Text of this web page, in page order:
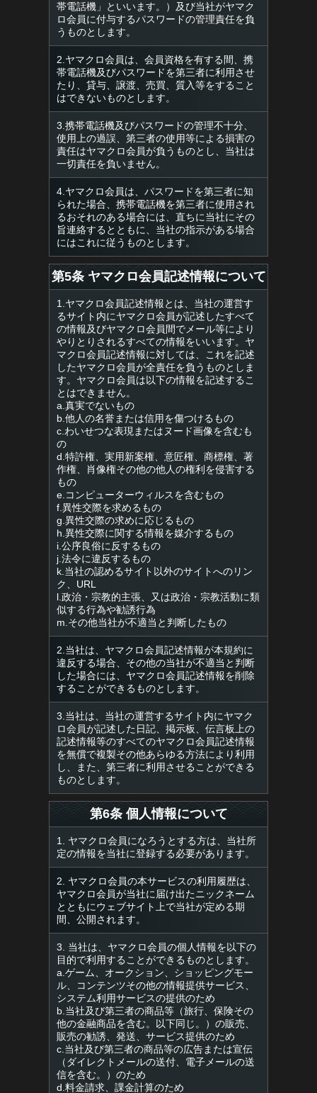
帯電話機」といいます。）及び当社がヤマク
ロ会員に付与するパスワードの管理責任を負
うものとします。
2.ヤマクロ会員は、会員資格を有する間、携
帯電話機及びパスワードを第三者に利用させ
たり、貸与、譲渡、売買、質入等をすること
はできないものとします。
3.携帯電話機及びパスワードの管理不十分、
使用上の過誤、第三者の使用等による損害の
責任はヤマクロ会員が負うものとし、当社は
一切責任を負いません。
4.ヤマクロ会員は、パスワードを第三者に知
られた場合、携帯電話機を第三者に使用され
るおそれのある場合には、直ちに当社にその
旨連絡するとともに、当社の指示がある場合
にはこれに従うものとします。
第5条 ヤマクロ会員記述情報について
1.ヤマクロ会員記述情報とは、当社の運営す
るサイト内にヤマクロ会員が記述したすべて
の情報及びヤマクロ会員間でメール等により
やりとりされるすべての情報をいいます。ヤ
マクロ会員記述情報に対しては、これを記述
したヤマクロ会員が全責任を負うものとしま
す。ヤマクロ会員は以下の情報を記述するこ
とはできません。
a.真実でないもの
b.他人の名誉または信用を傷つけるもの
c.わいせつな表現またはヌード画像を含むも
の
d.特許権、実用新案権、意匠権、商標権、著
作権、肖像権その他の他人の権利を侵害する
もの
e.コンピューターウィルスを含むもの
f.異性交際を求めるもの
g.異性交際の求めに応じるもの
h.異性交際に関する情報を媒介するもの
i.公序良俗に反するもの
j.法令に違反するもの
k.当社の認めるサイト以外のサイトへのリン
ク、URL
l.政治・宗教的主張、又は政治・宗教活動に類
似する行為や勧誘行為
m.その他当社が不適当と判断したもの
2.当社は、ヤマクロ会員記述情報が本規約に
違反する場合、その他の当社が不適当と判断
した場合には、ヤマクロ会員記述情報を削除
することができるものとします。
3.当社は、当社の運営するサイト内にヤマク
ロ会員が記述した日記、掲示板、伝言板上の
記述情報等のすべてのヤマクロ会員記述情報
を無償で複製その他あらゆる方法により利用
し、また、第三者に利用させることができる
ものとします。
第6条 個人情報について
1. ヤマクロ会員になろうとする方は、当社所
定の情報を当社に登録する必要があります。
2. ヤマクロ会員の本サービスの利用履歴は、
ヤマクロ会員が当社に届け出たニックネーム
とともにウェブサイト上で当社が定める期
間、公開されます。
3. 当社は、ヤマクロ会員の個人情報を以下の
目的で利用することができるものとします。
a.ゲーム、オークション、ショッピングモー
ル、コンテンツその他の情報提供サービス、
システム利用サービスの提供のため
b.当社及び第三者の商品等（旅行、保険その
他の金融商品を含む。以下同じ。）の販売、
販売の勧誘、発送、サービス提供のため
c.当社及び第三者の商品等の広告または宣伝
（ダイレクトメールの送付、電子メールの送
信を含む。）のため
d.料金請求、課金計算のため